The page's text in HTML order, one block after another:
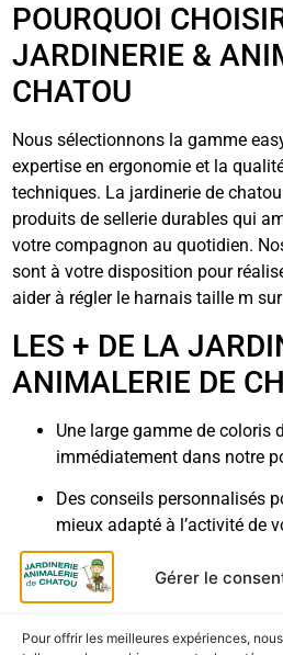
Gérer le
Pour offrir les meilleures expériences,
POURQUOI
JARDINERIE &
CHATOU
Nous sélectionnons la gamme
expertise en ergonomie et la
techniques. La jardinerie de
produits de sellerie durables qui
votre compagnon au quotidien.
sont à votre disposition pour
aider à régler le harnais taille m
LES + DE LA
ANIMALERIE DE
Une large gamme de coloris
immédiatement dans notre
Des conseils personnalisés
mieux adapté à l’activité de
Un magasin de proximité où
votre animal pour tester le
Une sélection rigoureuse